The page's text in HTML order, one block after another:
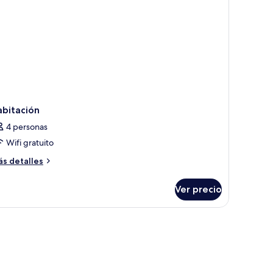
4 personas
Wifi gratuito
detalles
Ver precio